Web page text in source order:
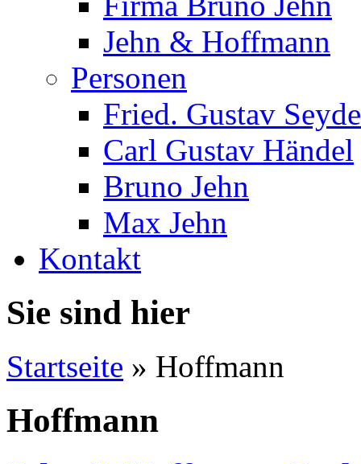
Jehn & Hoffmann
Personen
Fried. Gustav
Carl Gustav Händel
Bruno Jehn
Max Jehn
Kontakt
Sie sind hier
Startseite » Hoffmann
Hoffmann